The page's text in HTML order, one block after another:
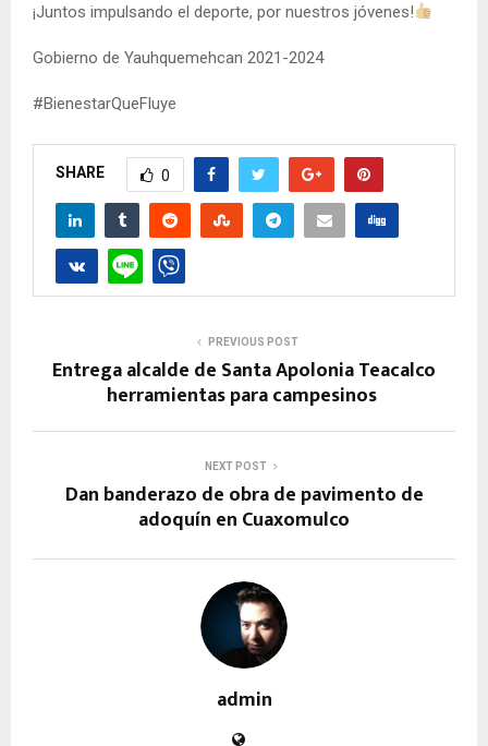
¡Juntos impulsando el deporte, por nuestros jóvenes!
Gobierno de Yauhquemehcan 2021-2024
#BienestarQueFluye
SHARE 0
PREVIOUS POST
Entrega alcalde de Santa Apolonia Teacalco
herramientas para campesinos
NEXT POST
Dan banderazo de obra de pavimento de
adoquín en Cuaxomulco
admin